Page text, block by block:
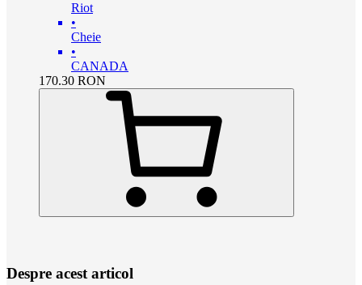
Riot
•
Cheie
•
CANADA
170.30 RON
Despre acest articol